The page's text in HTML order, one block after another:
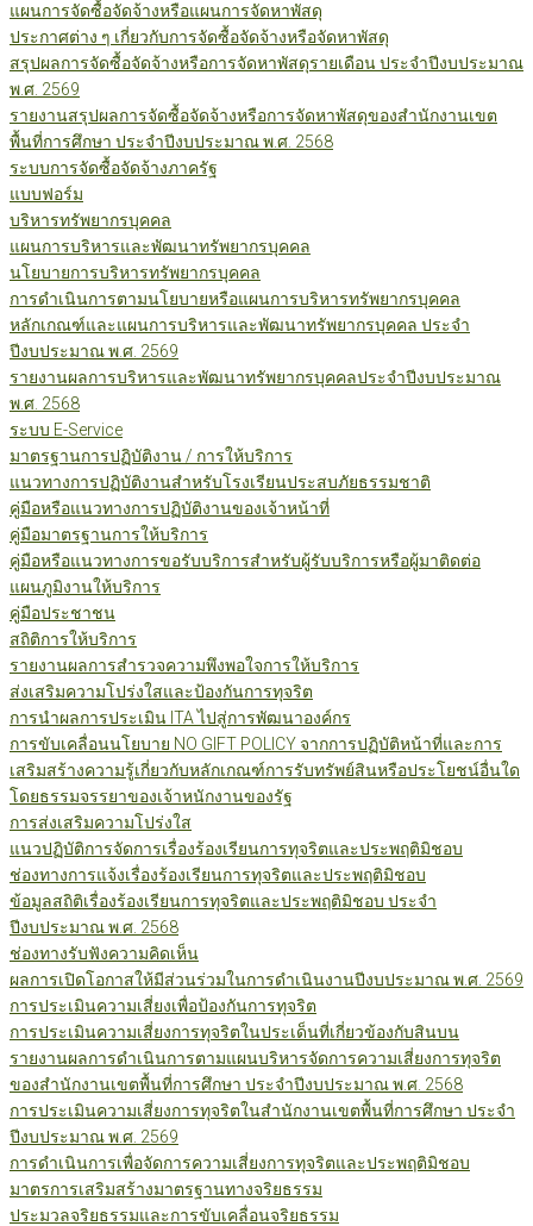
แผนการจัดซื้อจัดจ้างหรือแผนการจัดหาพัสดุ
ประกาศต่าง ๆ เกี่ยวกับการจัดซื้อจัดจ้างหรือจัดหาพัสดุ
สรุปผลการจัดซื้อจัดจ้างหรือการจัดหาพัสดุรายเดือน ประจำปีงบประมาณ
พ.ศ. 2569
รายงานสรุปผลการจัดซื้อจัดจ้างหรือการจัดหาพัสดุของสำนักงานเขต
พื้นที่การศึกษา ประจำปีงบประมาณ พ.ศ. 2568
ระบบการจัดซื้อจัดจ้างภาครัฐ
แบบฟอร์ม
บริหารทรัพยากรบุคคล
แผนการบริหารและพัฒนาทรัพยากรบุคคล
นโยบายการบริหารทรัพยากรบุคคล
การดำเนินการตามนโยบายหรือแผนการบริหารทรัพยากรบุคคล
หลักเกณฑ์และแผนการบริหารและพัฒนาทรัพยากรบุคคล ประจำ
ปีงบประมาณ พ.ศ. 2569
รายงานผลการบริหารและพัฒนาทรัพยากรบุคคลประจำปีงบประมาณ
พ.ศ. 2568
ระบบ E-Service
มาตรฐานการปฏิบัติงาน / การให้บริการ
แนวทางการปฏิบัติงานสำหรับโรงเรียนประสบภัยธรรมชาติ
คู่มือหรือแนวทางการปฏิบัติงานของเจ้าหน้าที่
คู่มือมาตรฐานการให้บริการ
คู่มือหรือแนวทางการขอรับบริการสำหรับผู้รับบริการหรือผู้มาติดต่อ
แผนภูมิงานให้บริการ
คู่มือประชาชน
สถิติการให้บริการ
รายงานผลการสำรวจความพึงพอใจการให้บริการ
ส่งเสริมความโปร่งใสและป้องกันการทุจริต
การนำผลการประเมิน ITA ไปสู่การพัฒนาองค์กร
การขับเคลื่อนนโยบาย NO GIFT POLICY จากการปฏิบัติหน้าที่และการ
เสริมสร้างความรู้เกี่ยวกับหลักเกณฑ์การรับทรัพย์สินหรือประโยชน์อื่นใด
โดยธรรมจรรยาของเจ้าหนักงานของรัฐ
การส่งเสริมความโปร่งใส
แนวปฏิบัติการจัดการเรื่องร้องเรียนการทุจริตและประพฤติมิชอบ
ช่องทางการแจ้งเรื่องร้องเรียนการทุจริตและประพฤติมิชอบ
ข้อมูลสถิติเรื่องร้องเรียนการทุจริตและประพฤติมิชอบ ประจำ
ปีงบประมาณ พ.ศ. 2568
ช่องทางรับฟังความคิดเห็น
ผลการเปิดโอกาสให้มีส่วนร่วมในการดำเนินงานปีงบประมาณ พ.ศ. 2569
การประเมินความเสี่ยงเพื่อป้องกันการทุจริต
การประเมินความเสี่ยงการทุจริตในประเด็นที่เกี่ยวข้องกับสินบน
รายงานผลการดำเนินการตามแผนบริหารจัดการความเสี่ยงการทุจริต
ของสำนักงานเขตพื้นที่การศึกษา ประจำปีงบประมาณ พ.ศ. 2568
การประเมินความเสี่ยงการทุจริตในสำนักงานเขตพื้นที่การศึกษา ประจำ
ปีงบประมาณ พ.ศ. 2569
การดำเนินการเพื่อจัดการความเสี่ยงการทุจริตและประพฤติมิชอบ
มาตรการเสริมสร้างมาตรฐานทางจริยธรรม
ประมวลจริยธรรมและการขับเคลื่อนจริยธรรม